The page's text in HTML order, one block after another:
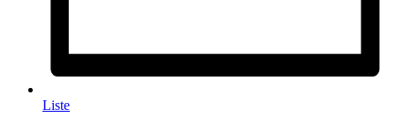
Liste